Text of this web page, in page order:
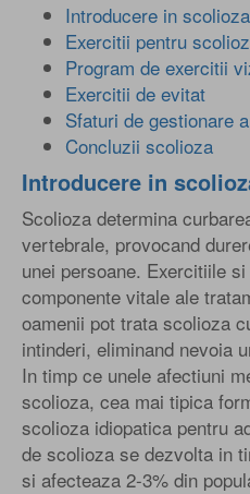
Introducere in scolioza
Exercitii pentru
Program de exercitii
Exercitii de evitat
Sfaturi de gestionare
Concluzii scolioza
Introducere in
Scolioza determina
vertebrale, provocand
unei persoane. Exercitiile
componente vitale ale
oamenii pot trata scolioza
intinderi, eliminand nevoia
In timp ce unele afectiuni
scolioza, cea mai tipica
scolioza idiopatica pentru
de scolioza se dezvolta in
si afecteaza 2-3% din